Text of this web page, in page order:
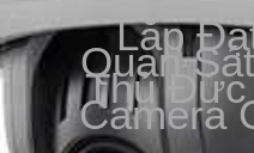
Lắp
Quan
Thủ Đức
Camera